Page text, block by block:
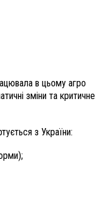
в цьому агро
зміни та критичне
з України: